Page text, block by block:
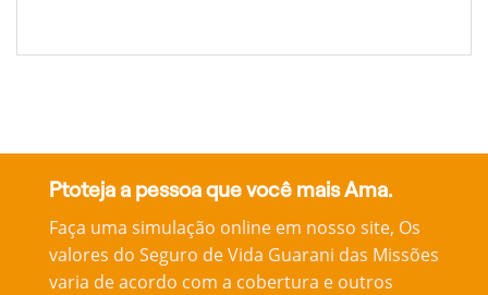
Ptoteja a pessoa que você mais Ama.
Faça uma simulação online em nosso site, Os
valores do Seguro de Vida Guarani das Missões
varia de acordo com a cobertura e outros